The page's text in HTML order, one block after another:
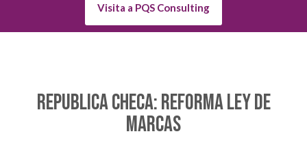
Visita a PQS Consulting
REPUBLICA CHECA: Reforma ley de
marcas